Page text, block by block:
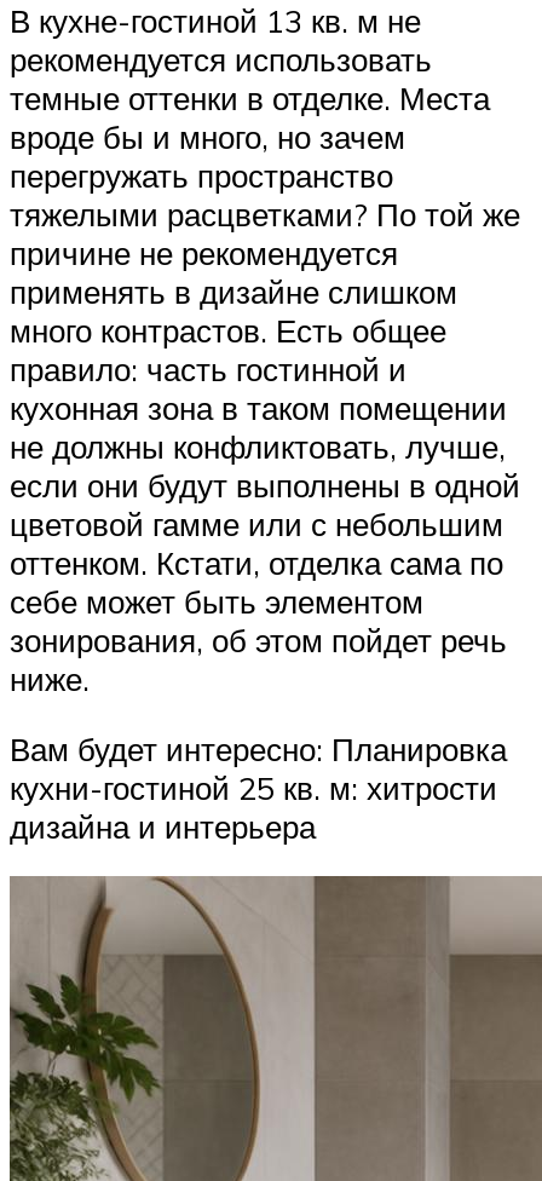
В кухне-гостиной 13 кв. м не
рекомендуется использовать
темные оттенки в отделке. Места
вроде бы и много, но зачем
перегружать пространство
тяжелыми расцветками? По той же
причине не рекомендуется
применять в дизайне слишком
много контрастов. Есть общее
правило: часть гостинной и
кухонная зона в таком помещении
не должны конфликтовать, лучше,
если они будут выполнены в одной
цветовой гамме или с небольшим
оттенком. Кстати, отделка сама по
себе может быть элементом
зонирования, об этом пойдет речь
ниже.
Вам будет интересно: Планировка
кухни-гостиной 25 кв. м: хитрости
дизайна и интерьера